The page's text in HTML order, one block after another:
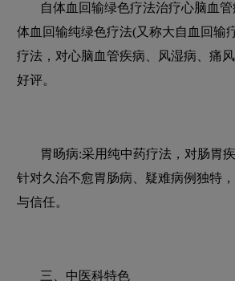
自体血回输绿色疗法治疗心脑血
体血回输纯绿色疗法(又称大自血回输
疗法，对心脑血管疾病、风湿病、痛
好评。
胃旸病:采用纯中药疗法，对肠胃
针对久治不愈胃肠病、疑难病例独特
与信任。
三、中医科特色